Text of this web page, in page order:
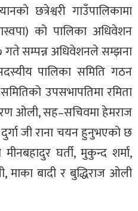
छत्रेश्वरी गाउँपालिकामा
(रास्वपा) को पालिका अधिवेशन
सम्पन्न अधिवेशनले सम्झना
पालिका समिति गठन
उपसभापतिमा रमिता
ओली, सह–सचिवमा हेमराज
जी राना चयन हुनुभएको छ
घर्ती, मुकुन्द शर्मा,
बादी र बुद्धिराज ओली